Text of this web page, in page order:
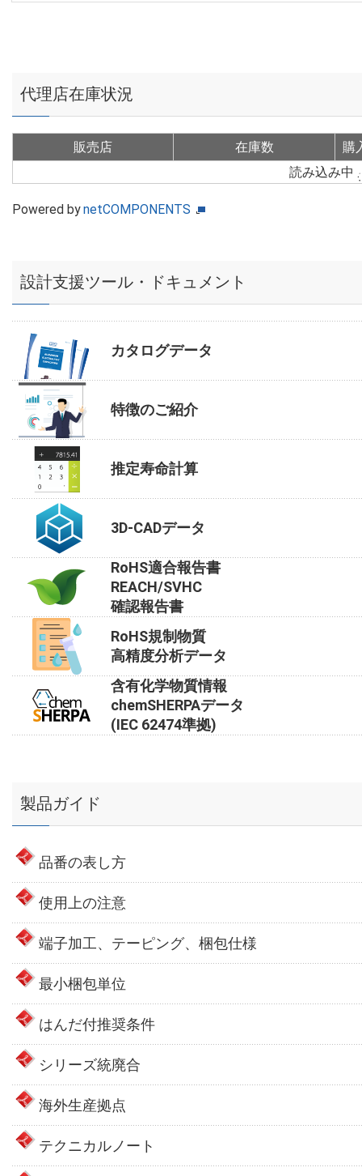
代理店在庫状況
販売店 在庫数
購
読み込み中
Powered bynetCOMPONENTS
設計支援ツール・ドキュメント
カタログデータ
特徴のご紹介
推定寿命計算
3D-CADデータ
RoHS適合報告書
REACH/SVHC
確認報告書
RoHS規制物質
高精度分析データ
含有化学物質情報
chemSHERPAデータ
(IEC 62474準拠)
製品ガイド
品番の表し方
使用上の注意
端子加工、テーピング、梱包仕様
最小梱包単位
はんだ付推奨条件
シリーズ統廃合
海外生産拠点
テクニカルノート